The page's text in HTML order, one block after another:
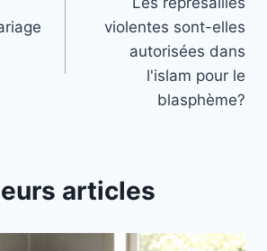
violentes sont-elles
autorisées dans
l'islam pour le
blasphème?
articles